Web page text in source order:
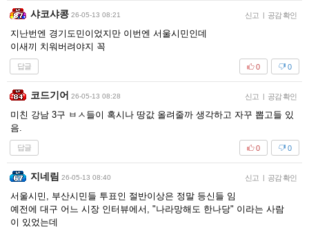
샤코샤콩 26-05-13 08:21 신고 | 공감 확인
지난번엔 경기도민이었지만 이번엔 서울시민인데
이새끼 치워버려야지 꼭
답글 0
0
코드기어 26-05-13 08:28 신고 | 공감 확인
미친 강남 3구 ㅂㅅ들이 혹시나 땅값 올려줄까 생각하고 자꾸 뽑고들 있
음.
답글 0
0
지네림 26-05-13 08:40 신고 | 공감 확인
서울시민, 부산시민들 투표인 절반이상은 정말 등신들 임
예전에 대구 어느 시장 인터뷰에서, "나라망해도 한나당" 이라는 사람
이 있었는데